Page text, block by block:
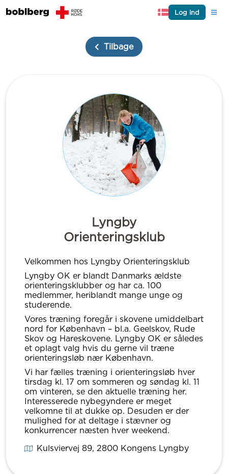
Log ind
Tilbage
Lyngby
Orienteringsklub
Velkommen hos Lyngby Orienteringsklub
Lyngby OK er blandt Danmarks ældste
orienteringsklubber og har ca. 100
medlemmer, heriblandt mange unge og
studerende.
Vores træning foregår i skovene umiddelbart
nord for København – bl.a. Geelskov, Rude
Skov og Hareskovene. Lyngby OK er således
et oplagt valg hvis du gerne vil træne
orienteringsløb nær København.
Vi har fælles træning i orienteringsløb hver
tirsdag kl. 17 om sommeren og søndag kl. 11
om vinteren, se den aktuelle træning her.
Interesserede nybegyndere er meget
velkomne til at dukke op. Desuden er der
mulighed for at deltage i stævner og
konkurrencer næsten hver weekend.
Kulsviervej 89, 2800Kongens Lyngby